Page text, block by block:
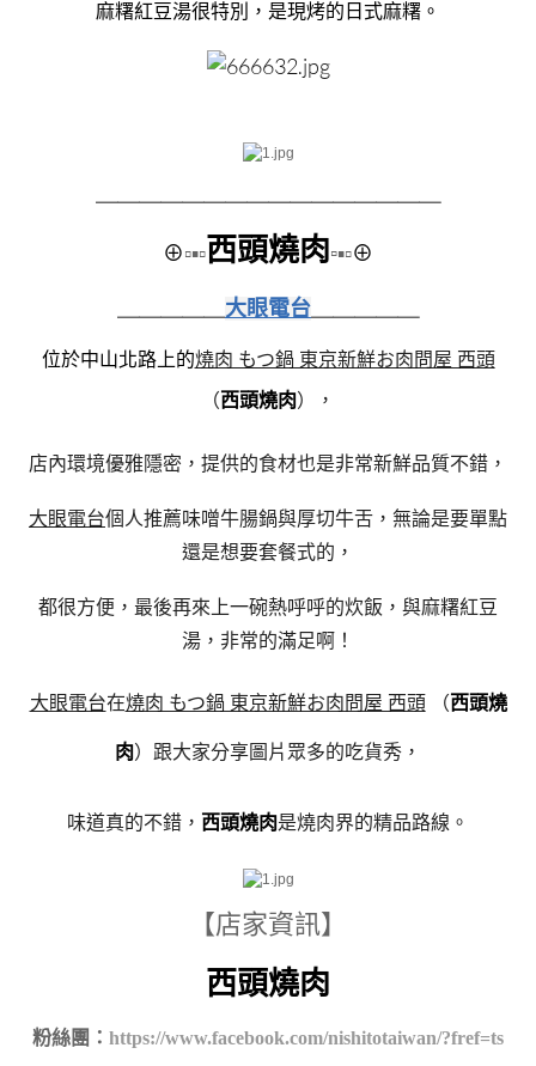
麻糬紅豆湯很特別，是現烤的日式麻糬。
⊕▫▪▫西頭燒肉▫▪▫⊕
大眼電台
位於中山北路上的燒肉 もつ鍋 東京新鮮お肉問屋 西頭
（西頭燒肉），
店內環境優雅隱密，提供的食材也是非常新鮮品質不錯，
大眼電台個人推薦味噌牛腸鍋與厚切牛舌，無論是要單點
還是想要套餐式的，
都很方便，最後再來上一碗熱呼呼的炊飯，與麻糬紅豆
湯，非常的滿足啊！
大眼電台在燒肉 もつ鍋 東京新鮮お肉問屋 西頭 （西頭燒
肉）跟大家分享圖片眾多的吃貨秀，
味道真的不錯， 西頭燒肉是燒肉界的精品路線。
【店家資訊】
西頭燒肉
粉絲團： https://www.facebook.com/nishitotaiwan/?fref=ts